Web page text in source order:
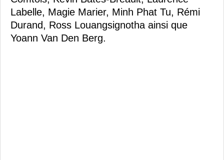
Labelle, Magie Marier, Minh Phat Tu, Rémi
Durand, Ross Louangsignotha ainsi que
Yoann Van Den Berg.